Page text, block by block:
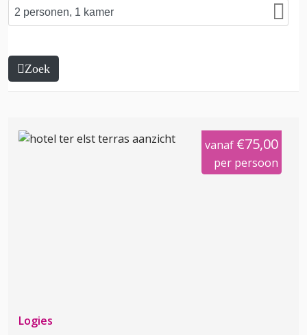
Zoek
vanaf €75,00
per persoon
Logies